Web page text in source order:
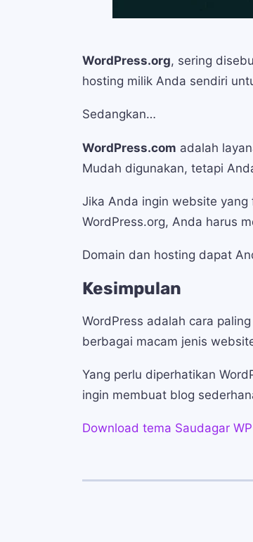
WordPress.org, sering
hosting milik Anda sendiri
Sedangkan…
WordPress.com adalah
Mudah digunakan, tetapi
Jika Anda ingin website yang
WordPress.org, Anda harus
Domain dan hosting dapat
Kesimpulan
WordPress adalah cara
berbagai macam jenis
Yang perlu diperhatikan
ingin membuat blog
Download tema Saudagar